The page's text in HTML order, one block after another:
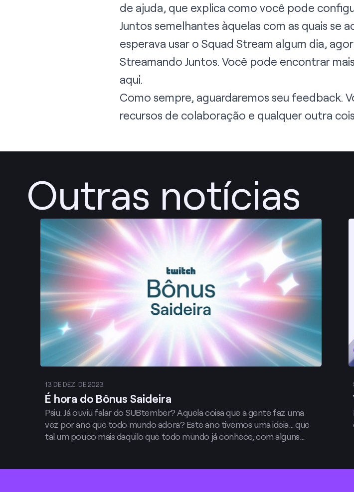
de ajuda, que explica como você pode
Juntos semelhantes àquelas com as quais se
esperava usar o Squad Stream algum dia,
Streamando Juntos. Você pode encontrar
aqui.
Como sempre, aguardaremos seu feedback.
recursos de colaboração e qualquer outra
Outras notícias
13 DE DEZ. DE 2023
É hora do Bônus Saideira
Psiu. Já ouviu falar do SUBtember? Aquela coisa que a gente faz uma
vez por ano que todo mundo adora? Este ano tivemos uma ideia… que
tal um pouco mais daquilo que todo mundo já conhece, com alguns
Publicar